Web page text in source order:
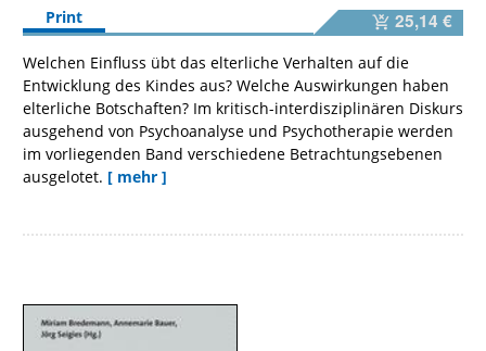
Print
25,14 €
Welchen Einfluss übt das elterliche Verhalten auf die
Entwicklung des Kindes aus? Welche Auswirkungen haben
elterliche Botschaften? Im kritisch-interdisziplinären Diskurs
ausgehend von Psychoanalyse und Psychotherapie werden
im vorliegenden Band verschiedene Betrachtungsebenen
ausgelotet. [ mehr ]